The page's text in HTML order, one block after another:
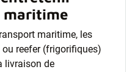
maritime
maritime, les
reefer (frigorifiques)
livraison de